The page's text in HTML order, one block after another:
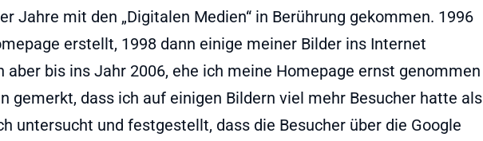
Jahre mit den „Digitalen Medien“ in Berührung gekommen. 1996
erstellt, 1998 dann einige meiner Bilder ins Internet
aber bis ins Jahr 2006, ehe ich meine Homepage ernst genommen
gemerkt, dass ich auf einigen Bildern viel mehr Besucher hatte als
untersucht und festgestellt, dass die Besucher über die Google